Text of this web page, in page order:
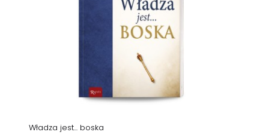
Władza jest... boska